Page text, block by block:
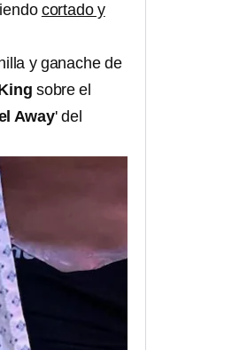
cortado y
y ganache de
sobre el
Away' del